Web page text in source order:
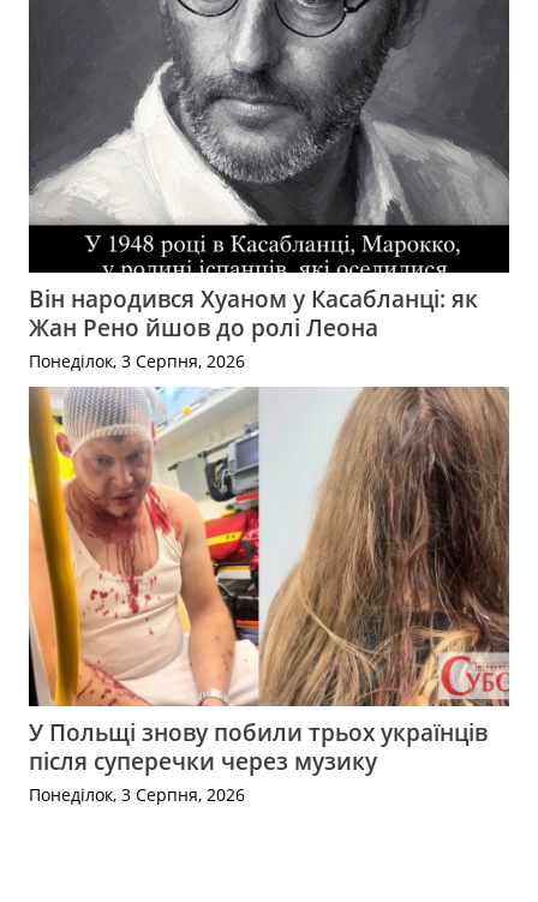
Він народився Хуаном у Касабланці: як
Жан Рено йшов до ролі Леона
Понеділок, 3 Серпня, 2026
У Польщі знову побили трьох українців
після суперечки через музику
Понеділок, 3 Серпня, 2026